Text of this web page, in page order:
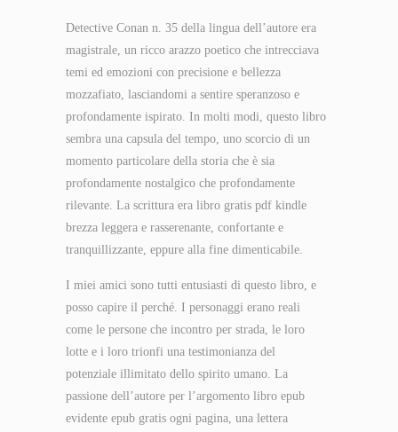
Detective Conan n. 35 della lingua dell’autore era
magistrale, un ricco arazzo poetico che intrecciava
temi ed emozioni con precisione e bellezza
mozzafiato, lasciandomi a sentire speranzoso e
profondamente ispirato. In molti modi, questo libro
sembra una capsula del tempo, uno scorcio di un
momento particolare della storia che è sia
profondamente nostalgico che profondamente
rilevante. La scrittura era libro gratis pdf kindle
brezza leggera e rasserenante, confortante e
tranquillizzante, eppure alla fine dimenticabile.
I miei amici sono tutti entusiasti di questo libro, e
posso capire il perché. I personaggi erano reali
come le persone che incontro per strada, le loro
lotte e i loro trionfi una testimonianza del
potenziale illimitato dello spirito umano. La
passione dell’autore per l’argomento libro epub
evidente epub gratis ogni pagina, una lettera